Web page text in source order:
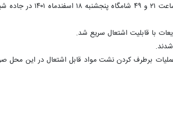
هادی عیدی پور جمعه در این باره به خبرنگاران
با قابلیت اشتعال سریع شد.
برطرف کردن نشت مواد قابل اشتعال در این محل